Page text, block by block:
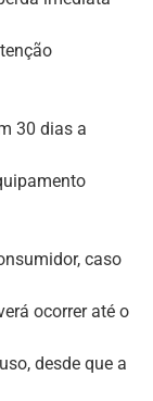
30 dias a
caso
ocorrer até o
desde que a